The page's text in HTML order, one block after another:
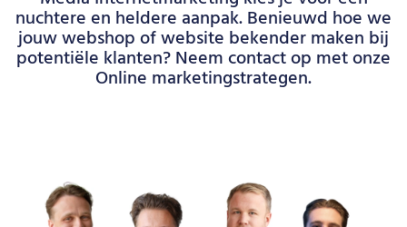
nuchtere en heldere aanpak. Benieuwd hoe we
jouw webshop of website bekender maken bij
potentiële klanten? Neem contact op met onze
Online marketingstrategen.